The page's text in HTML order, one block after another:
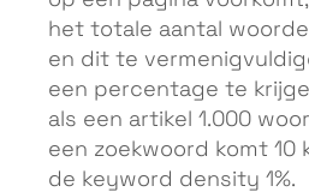
het totale aantal
en dit te
een percentage te
als een artikel 1.000
een zoekwoord komt 10
de keyword density 1%.